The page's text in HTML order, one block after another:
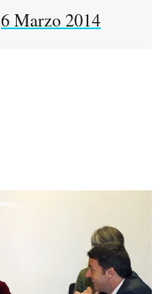
6 Marzo 2014